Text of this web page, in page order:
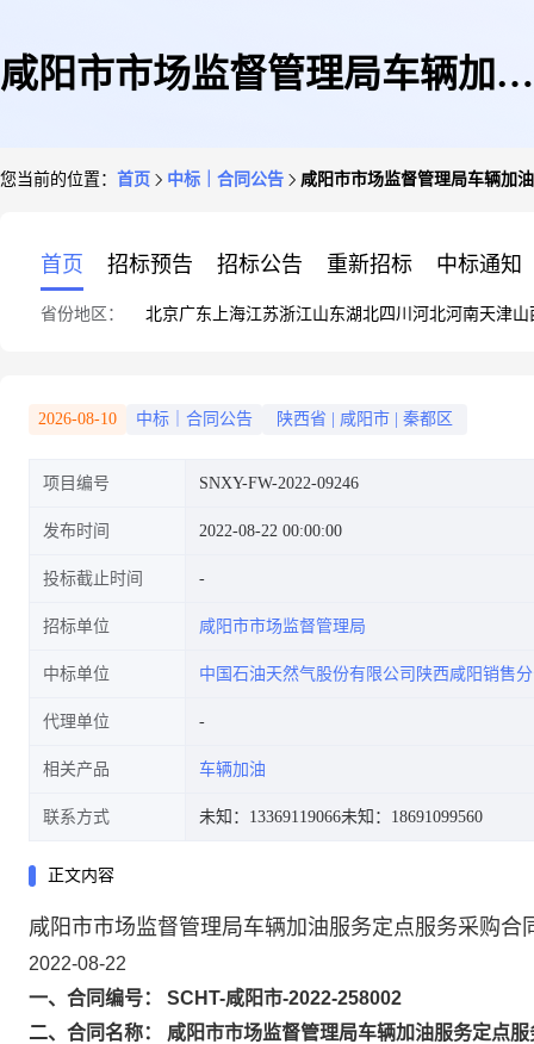
咸阳市市场监督管理局车辆加油
您当前的位置： 首页 中标｜合同公告 咸阳市市场监督管理局车辆加
首页 招标预告 招标公告 重新招标 中标通知
省份地区： 北京广东 上海江苏浙江山东湖北四川 河北河南天津山
2026-08-10 中标｜合同公告 陕西省 咸阳市 秦都区
项目编号 SNXY-FW-2022-09246
发布时间 2022-08-22 00:00:00
投标截止时间
招标单位 咸阳市市场监督管理局
中标单位 中国石油天然气股份有限公司陕西咸阳销售
代理单位
相关产品 车辆加油
联系方式 未知：13369119066未知：18691099560
正文内容
咸阳市市场监督管理局车辆加油服务定点服务采购合
2022-08-22
一、合同编号： SCHT-咸阳市-2022-258002
二、合同名称： 咸阳市市场监督管理局车辆加油服务定点